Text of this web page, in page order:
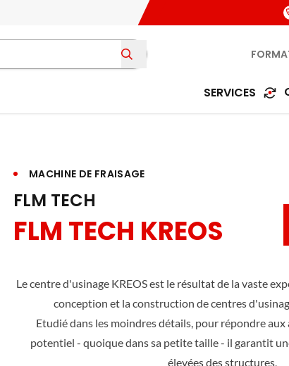
SERVICES
MACHINE DE FRAISAGE
FLM TECH
FLM TECH KREOS
Le centre d'usinage KREOS est le résultat de la vaste
conception et la construction de centres
Etudié dans les moindres détails, pour répondre
potentiel - quoique dans sa petite taille - il garantit
élevées des structures,